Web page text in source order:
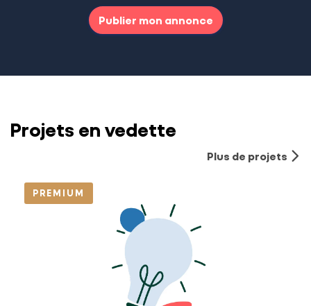
Publier mon annonce
Projets en vedette
Plus de projets
PREMIUM